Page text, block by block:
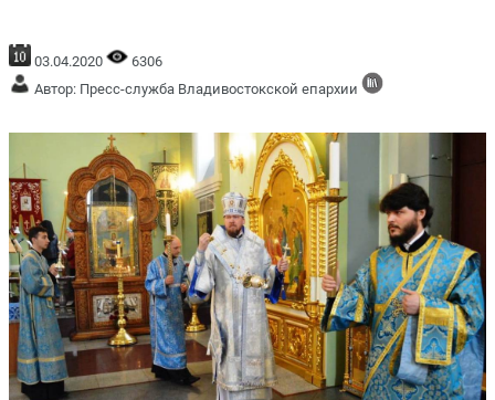
03.04.2020
6306
Автор: Пресс-служба Владивостокской епархии